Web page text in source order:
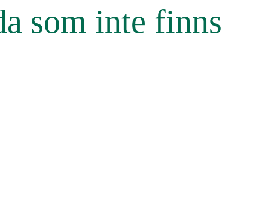
som inte finns